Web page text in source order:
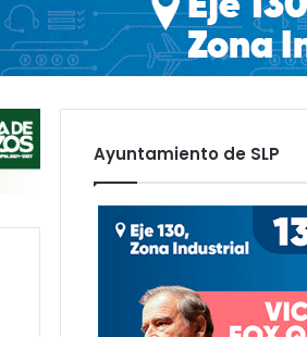
Ayuntamiento de SLP